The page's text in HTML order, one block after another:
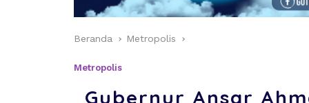
Beranda Metropolis
Metropolis
Gubernur Ansar